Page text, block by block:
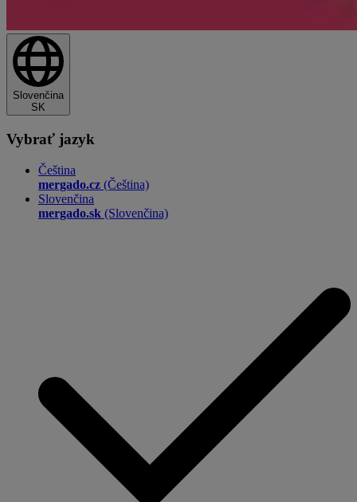
Slovenčina
SK
Vybrať jazyk
Čeština
mergado.cz (Čeština)
Slovenčina
mergado.sk (Slovenčina)